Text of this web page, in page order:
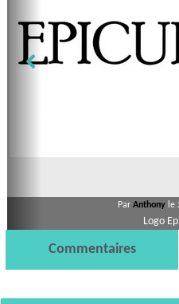
Par Anthony le
Logo
Commentaires